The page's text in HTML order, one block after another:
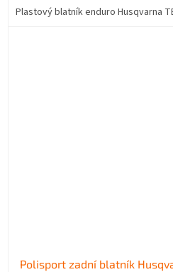
Plastový blatník enduro Husqvarna
Polisport zadní blatník